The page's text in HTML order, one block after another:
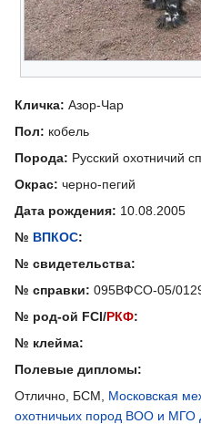
Кличка: Азор-Чар
Пол: кобель
Порода: Русский охотничий
Окрас: черно-пегий
Дата рождения: 10.08.2005
№ ВПКОС:
№ свидетельства:
№ справки: 095ВФСО-05/
№ род-ой FCI/РКФ:
№ клейма:
Полевые дипломы:
Отлично, БСМ, Московская
охотничьих пород ВОО и МГО